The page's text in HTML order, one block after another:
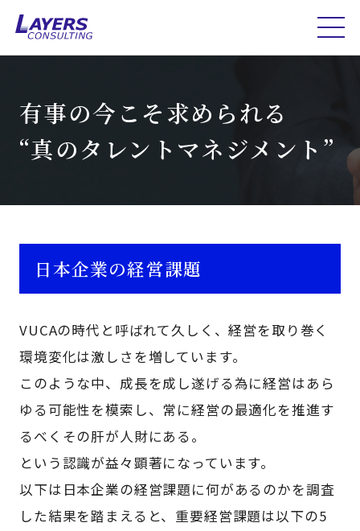
有事の今こそ求められる
“真のタレントマネジメント”
日本企業の経営課題
VUCAの時代と呼ばれて久しく、経営を取り巻く
環境変化は激しさを増しています。
このような中、成長を成し遂げる為に経営はあら
ゆる可能性を模索し、常に経営の最適化を推進す
るべくその肝が人財にある。
という認識が益々顕著になっています。
以下は日本企業の経営課題に何があるのかを調査
した結果を踏まえると、重要経営課題は以下の5